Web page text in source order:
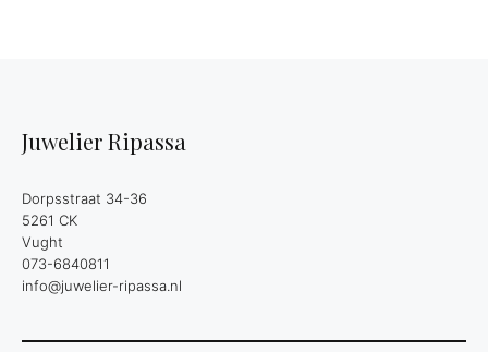
Juwelier Ripassa
Dorpsstraat 34-36
5261 CK
Vught
073-6840811
info@juwelier-ripassa.nl